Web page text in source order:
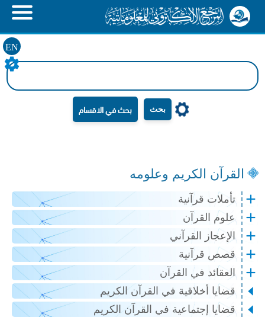
EN
بحث
القرآن الكريم وعلومه
تأملات قرآنية
علوم القرآن
الإعجاز القرآني
قصص قرآنية
العقائد في القرآن
قضايا أخلاقية في القرآن الكريم
قضايا إجتماعية في القرآن الكريم